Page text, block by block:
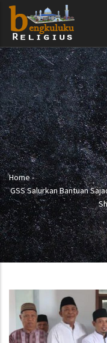
Skip
main
content
Breadcrumb
Home-
GSS Salurkan Bantuan